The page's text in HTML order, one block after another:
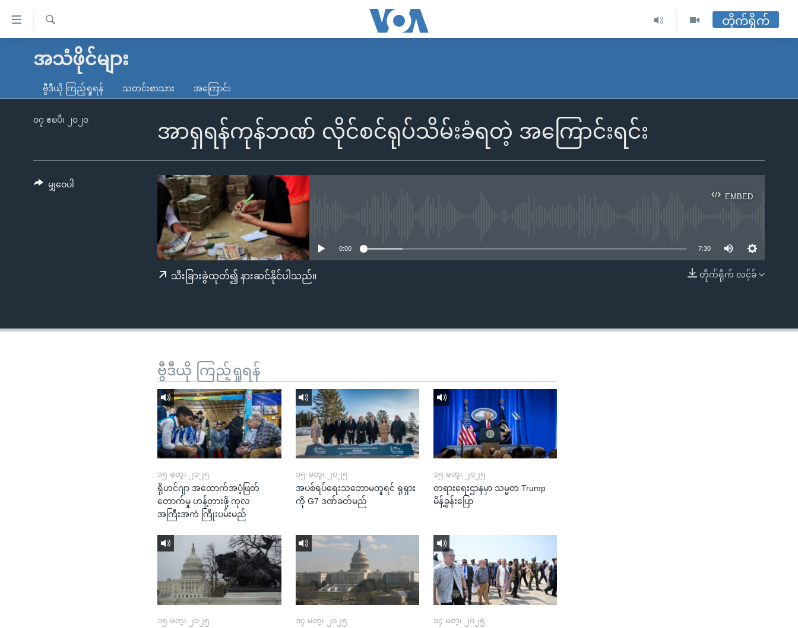
လွယ်ကူ
သည့်
ကျော်
မူလစာမျက်နှာ
ကမ္ဘာ့သတင်းများ
နိုင်ငံတကာ
တရုတ်
အစ္စရေး-ပါလက်စတိုင်း
ရပ်ဝန်းတခု လမ်းတခု အလွန်
အင်္ဂလိပ်စာလေ့လာမယ်
ရ
တိုက်ရိုက်
အသံဖိုင်များ
ဗွီဒီယို ကြည့်ရှုရန် သတင်းစာသား အကြောင်း
အာရှရန်ကုန်ဘဏ် လိုင်စင်ရုပ်သိမ်းခံရတဲ့ အကြောင်းရင်း
၀၇ ဧၿပီ၊ ၂၀၂၀
EMBED
EMBED
0:00 7:30
တိုက်ရိုက် လင့်ခ်
သီးခြားခွဲထုတ်၍ နားဆင်နိုင်ပါသည်။
မျှဝေပါ
ဗွီဒီယို ကြည့်ရှုရန်
၁၅ မတ္၊ ၂၀၂၅
ရိုဟင်ဂျာ အထောက်အပံ့ဖြတ်
တောက်မှု ဟန့်တားဖို့ ကုလ
အကြီးအကဲ ကြိုးပမ်းမည်
၁၅ မတ္၊ ၂၀၂၅
အပစ်ရပ်ရေးသဘောမတူရင် ရုရှား
ကို G7 ဒဏ်ခတ်မည်
၁၅ မတ္၊ ၂၀၂၅
တရားရေးဌာနမှာ သမ္မတ Trump
မိန့်ခွန်းပြော
၁၅ မတ္၊ ၂၀၂၅ ၁၄ မတ္၊ ၂၀၂၅ ၁၄ မတ္၊ ၂၀၂၅